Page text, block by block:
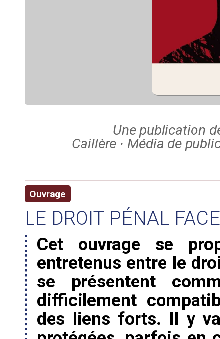
Une publication
Caillère ∙ Média de
Ouvrage
LE DROIT PÉNAL
Cet ouvrage se
entretenus entre le
se présentent
difficilement
des liens forts. Il y